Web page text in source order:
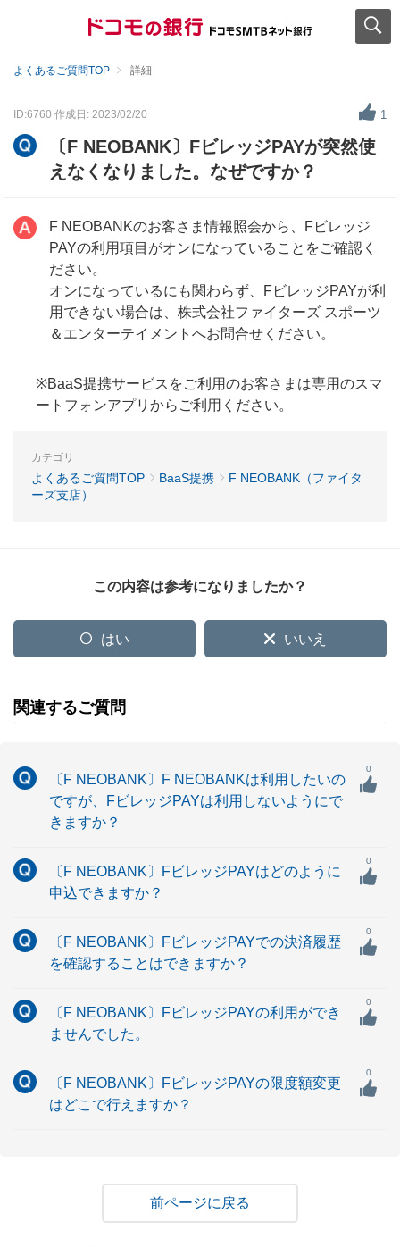
よくあるご質問TOP 詳細
ID:6760 作成日: 2023/02/20 1
〔F NEOBANK〕FビレッジPAYが突然使
えなくなりました。なぜですか？
F NEOBANKのお客さま情報照会から、Fビレッジ
PAYの利用項目がオンになっていることをご確認く
ださい。
オンになっているにも関わらず、FビレッジPAYが利
用できない場合は、株式会社ファイターズ スポーツ
＆エンターテイメントへお問合せください。
※BaaS提携サービスをご利用のお客さまは専用のスマ
ートフォンアプリからご利用ください。
カテゴリ
よくあるご質問TOP BaaS提携
F NEOBANK（ファイタ
ーズ支店）
この内容は参考になりましたか？
はい いいえ
関連するご質問
〔F NEOBANK〕F NEOBANKは利用したいの
ですが、FビレッジPAYは利用しないようにで
きますか？
0
〔F NEOBANK〕FビレッジPAYはどのように
申込できますか？
0
〔F NEOBANK〕FビレッジPAYでの決済履歴
を確認することはできますか？
0
〔F NEOBANK〕FビレッジPAYの利用ができ
ませんでした。
0
〔F NEOBANK〕FビレッジPAYの限度額変更
はどこで行えますか？
0
戻る